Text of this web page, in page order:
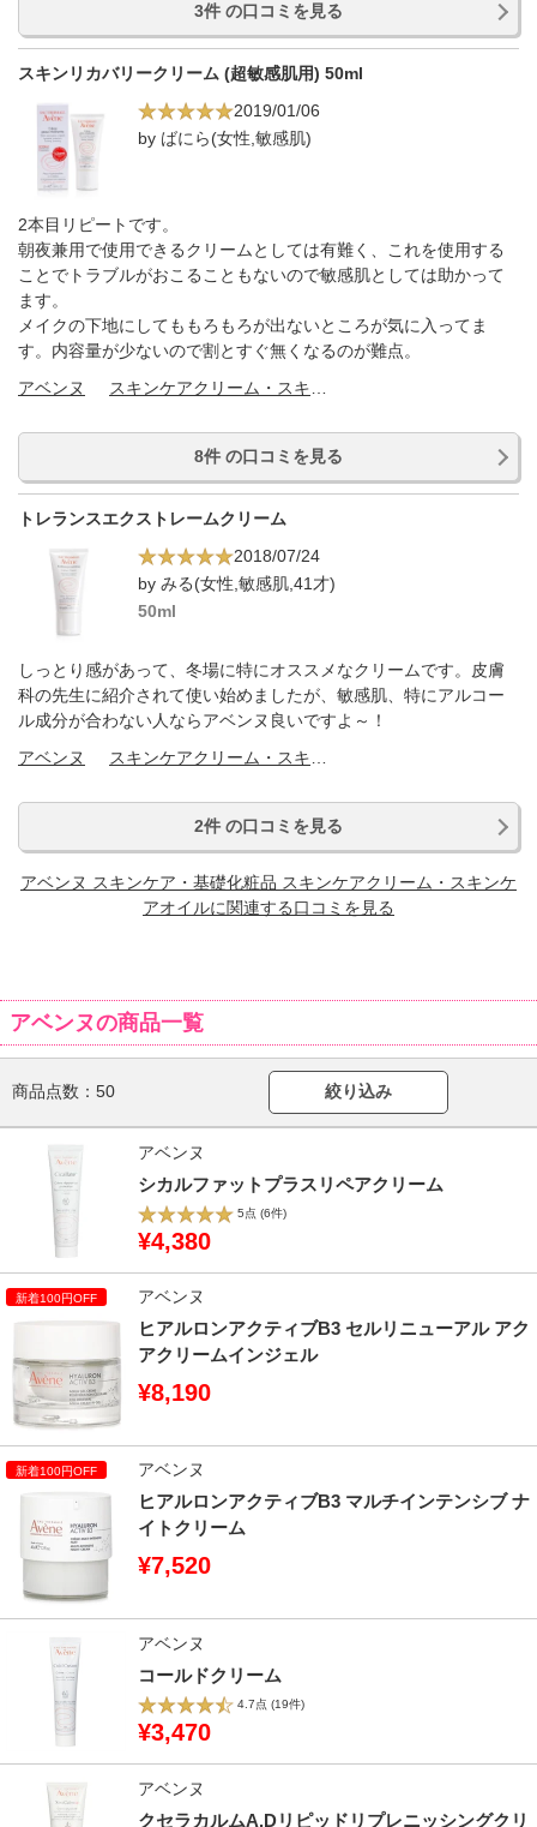
3件 の口コミを見る
スキンリカバリークリーム (超敏感肌用) 50ml
2019/01/06
by ばにら(女性,敏感肌)
2本目リピートです。
朝夜兼用で使用できるクリームとしては有難く、これを使用する
ことでトラブルがおこることもないので敏感肌としては助かって
ます。
メイクの下地にしてももろもろが出ないところが気に入ってま
す。内容量が少ないので割とすぐ無くなるのが難点。
アベンヌ
8件 の口コミを見る
トレランスエクストレームクリーム
2018/07/24
by みる(女性,敏感肌,41才)
50ml
しっとり感があって、冬場に特にオススメなクリームです。皮膚
科の先生に紹介されて使い始めましたが、敏感肌、特にアルコー
ル成分が合わない人ならアベンヌ良いですよ～！
アベンヌ
2件 の口コミを見る
アベンヌ スキンケア・基礎化粧品 スキンケアクリーム・スキンケ
アオイルに関連する口コミを見る
アベンヌの商品一覧
商品点数： 50 絞り込み
アベンヌ
シカルファットプラスリペアクリーム
5点 (6件)
¥4,380
アベンヌ
ヒアルロンアクティブB3 セルリニューアル アク
アクリームインジェル
¥8,190
アベンヌ
ヒアルロンアクティブB3 マルチインテンシブ ナ
イトクリーム
¥7,520
アベンヌ
コールドクリーム
4.7点 (19件)
¥3,470
アベンヌ
クセラカルムA.Dリピッドリプレニッシングクリ